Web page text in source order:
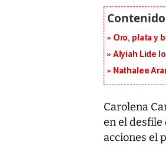
Oro, plata y
Alyiah Lide
Nathalee
Carolena
en el desfile
acciones el